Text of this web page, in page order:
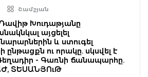
Շամշյան
Խուդաթյանը
այցելել
և ստուգել
ու որակը. սկսվել է
- Գառնի ճանապարհը.
ՏԵՍԱՆՅՈւԹ